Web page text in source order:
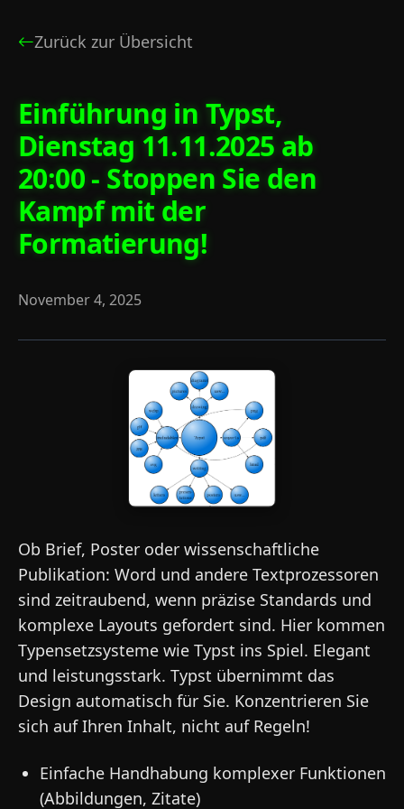
Zurück zur Übersicht
Einführung in Typst,
Dienstag 11.11.2025 ab
20:00 - Stoppen Sie den
Kampf mit der
Formatierung!
November 4, 2025
Ob Brief, Poster oder wissenschaftliche
Publikation: Word und andere Textprozessoren
sind zeitraubend, wenn präzise Standards und
komplexe Layouts gefordert sind. Hier kommen
Typensetzsysteme wie Typst ins Spiel. Elegant
und leistungsstark. Typst übernimmt das
Design automatisch für Sie. Konzentrieren Sie
sich auf Ihren Inhalt, nicht auf Regeln!
Einfache Handhabung komplexer Funktionen
(Abbildungen, Zitate)